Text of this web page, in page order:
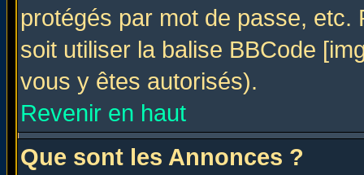
protégés par mot de passe,
soit utiliser la balise BBCode
vous y êtes autorisés).
Revenir en haut
Que sont les Annonces ?